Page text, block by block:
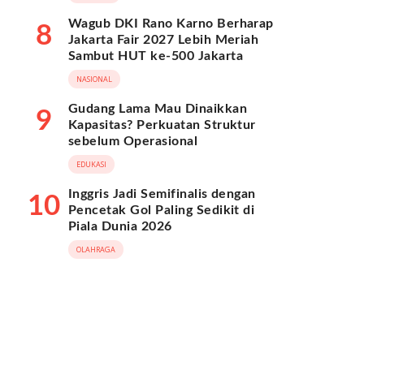
8
Wagub DKI Rano Karno Berharap
Jakarta Fair 2027 Lebih Meriah
Sambut HUT ke-500 Jakarta
NASIONAL
9
Gudang Lama Mau Dinaikkan
Kapasitas? Perkuatan Struktur
sebelum Operasional
EDUKASI
10
Inggris Jadi Semifinalis dengan
Pencetak Gol Paling Sedikit di
Piala Dunia 2026
OLAHRAGA